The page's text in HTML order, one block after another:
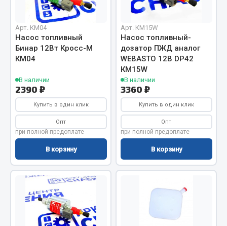
Вымпела
Показать ещё
Весь раздел
Смазочные материалы
Масла
Охладжающие жидкости
Технические жидкости
Весь раздел
МЕТИЗЫ
Арт. КМ04
Насос топливный
Бинар 12Вт Кросс-М
КМ04
В наличии
2390 ₽
Купить в один клик
Опт
при полной предоплате
В корзину
Арт. КМ15W
Насос топливный-
дозатор ПЖД аналог
WEBASTO 12В DP42
КМ15W
В наличии
3360 ₽
Купить в один клик
Опт
при полной предоплате
В корзину